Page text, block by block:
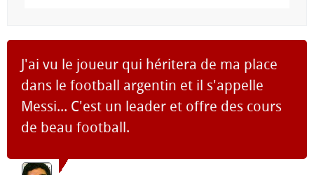
J'ai vu le joueur qui héritera de ma place
dans le football argentin et il s'appelle
Messi... C'est un leader et offre des cours
de beau football.